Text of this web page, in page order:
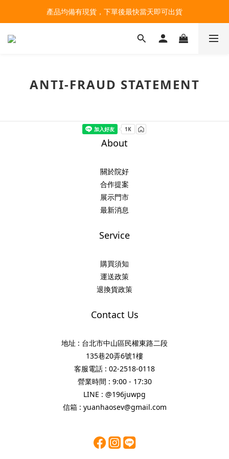
台北民權門市，現貨展示中
產品均備有現貨，下單後最快當天即可出貨
台北民權門市，現貨展示中
ANTI-FRAUD STATEMENT
About
關於院好
合作提案
展示門市
最新消息
Service
購買須知
運送政策
退換貨政策
Contact Us
地址 : 台北市中山區民權東路二段
135巷20弄6號1樓
客服電話 : 02-2518-0118
營業時間 : 9:00 - 17:30
LINE : @196juwpg
信箱 : yuanhaosev@gmail.com